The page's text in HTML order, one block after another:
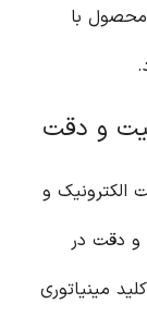
محصول با
و دقت
الکترونیک و
و دقت در
مینیاتوری